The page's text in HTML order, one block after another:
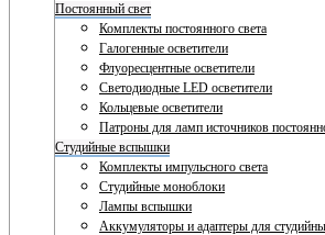
Постоянный свет
Комплекты постоянного света
Галогенные осветители
Флуоресцентные осветители
Светодиодные LED осветители
Кольцевые осветители
Патроны для ламп источников
Студийные вспышки
Комплекты импульсного света
Студийные моноблоки
Лампы вспышки
Аккумуляторы и адаптеры для